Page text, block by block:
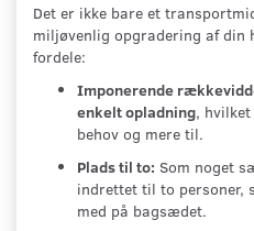
Det er ikke bare et
miljøvenlig opgradering af din
fordele:
Imponerende
enkelt opladning,
behov og mere til.
Plads til to: Som noget
indrettet til to personer,
med på bagsædet.